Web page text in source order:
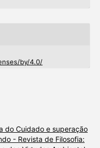
by/4.0/
do Cuidado e superação
- Revista de Filosofia: